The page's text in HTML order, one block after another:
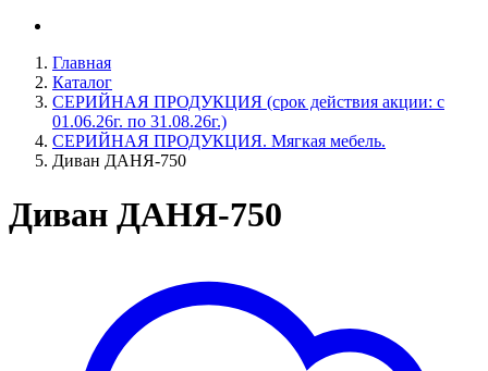
Главная
Каталог
СЕРИЙНАЯ ПРОДУКЦИЯ (срок действия акции: с
01.06.26г. по 31.08.26г.)
СЕРИЙНАЯ ПРОДУКЦИЯ. Мягкая мебель.
Диван ДАНЯ-750
Диван ДАНЯ-750